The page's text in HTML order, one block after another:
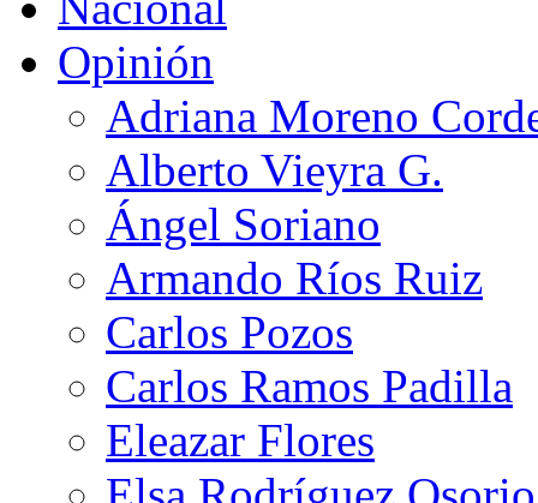
Opinión
Adriana Moreno
Alberto Vieyra G.
Ángel Soriano
Armando Ríos Ruiz
Carlos Pozos
Carlos Ramos Padilla
Eleazar Flores